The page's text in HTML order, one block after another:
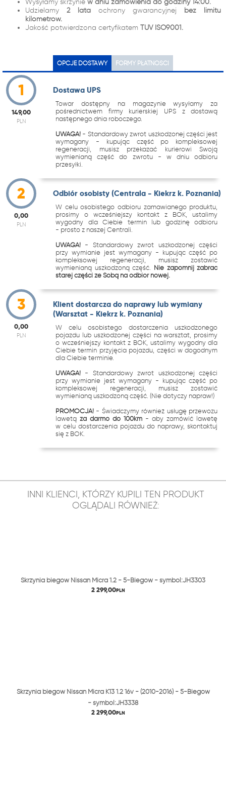
Wysyłamy skrzynie w dniu zamówienia do godziny 14:00.
Udzielamy 2 lata ochrony gwarancyjnej bez limitu
kilometrów.
Jakość potwierdzona certyfikatem TUV ISO9001.
OPCJE DOSTAWY FORMY PŁATNOŚCI
1
149,00
PLN
Dostawa UPS
Towar dostępny na magazynie wysyłamy za
pośrednictwem firmy kurierskiej UPS z dostawą
następnego dnia roboczego.
UWAGA! - Standardowy zwrot uszkodzonej części jest
wymagany - kupując część po kompleksowej
regeneracji, musisz przekazać kurierowi Swoją
wymienianą część do zwrotu - w dniu odbioru
przesyłki.
2
0,00
PLN
Odbiór osobisty (Centrala - Kiekrz k. Poznania)
W celu osobistego odbioru zamawianego produktu,
prosimy o wcześniejszy kontakt z BOK, ustalimy
wygodny dla Ciebie termin lub godzinę odbioru
- prosto z naszej Centrali.
UWAGA! - Standardowy zwrot uszkodzonej części
przy wymianie jest wymagany - kupując część po
kompleksowej regeneracji, musisz zostawić
wymienianą uszkodzoną część. Nie zapomnij zabrać
starej części ze Sobą na odbiór nowej.
3
0,00
PLN
Klient dostarcza do naprawy lub wymiany
(Warsztat - Kiekrz k. Poznania)
W celu osobistego dostarczenia uszkodzonego
pojazdu lub uszkodzonej części na warsztat, prosimy
o wcześniejszy kontakt z BOK, ustalimy wygodny dla
Ciebie termin przyjęcia pojazdu, części w dogodnym
dla Ciebie terminie.
UWAGA! - Standardowy zwrot uszkodzonej części
przy wymianie jest wymagany - kupując część po
kompleksowej regeneracji, musisz zostawić
wymienianą uszkodzoną część. (Nie dotyczy napraw!)
PROMOCJA! - Świadczymy również usługę przewozu
lawetąza darmo do 100km - aby zamówić lawetę
w celu dostarczenia pojazdu do naprawy, skontaktuj
się z BOK.
INNI KLIENCI, KTÓRZY KUPILI TEN PRODUKT
OGLĄDALI RÓWNIEŻ:
Skrzynia biegów Nissan Micra 1.2 - 5-Biegów - symbol:JH3303
2 299,00PLN
Skrzynia biegów Nissan Micra K13 1.2 16v - (2010-2016) - 5-Biegów
- symbol:JH3338
2 299,00PLN